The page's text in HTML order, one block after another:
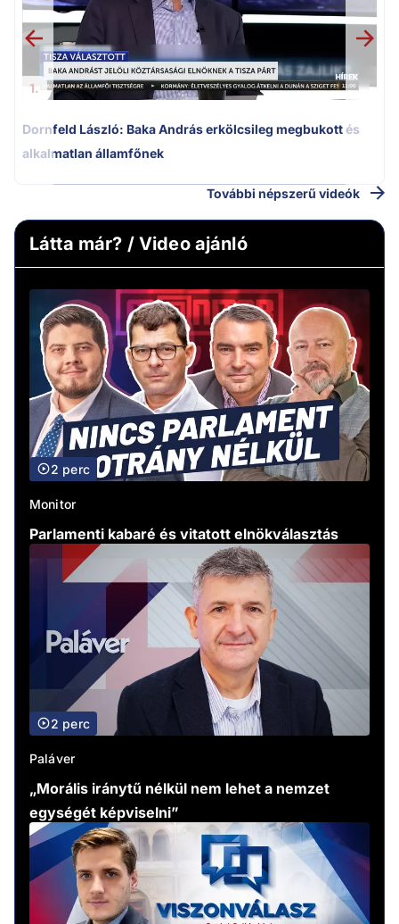
1.
Dornfeld László: Baka András erkölcsileg megbukott és
alkalmatlan államfőnek
További népszerű videók
Látta már? / Video ajánló
2 perc
Monitor
Parlamenti kabaré és vitatott elnökválasztás
2 perc
Paláver
„Morális iránytű nélkül nem lehet a nemzet
egységét képviselni”